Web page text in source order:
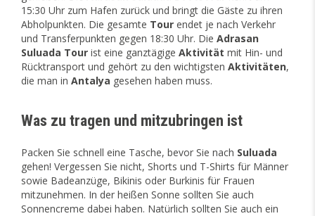
15:30 Uhr zum Hafen zurück und bringt die Gäste zu ihren
Abholpunkten. Die gesamte Tour endet je nach Verkehr
und Transferpunkten gegen 18:30 Uhr. Die Adrasan
Suluada Tour ist eine ganztägige Aktivität mit Hin- und
Rücktransport und gehört zu den wichtigsten Aktivitäten,
die man in Antalya gesehen haben muss.
Was zu tragen und mitzubringen ist
Packen Sie schnell eine Tasche, bevor Sie nach Suluada
gehen! Vergessen Sie nicht, Shorts und T-Shirts für Männer
sowie Badeanzüge, Bikinis oder Burkinis für Frauen
mitzunehmen. In der heißen Sonne sollten Sie auch
Sonnencreme dabei haben. Natürlich sollten Sie auch ein